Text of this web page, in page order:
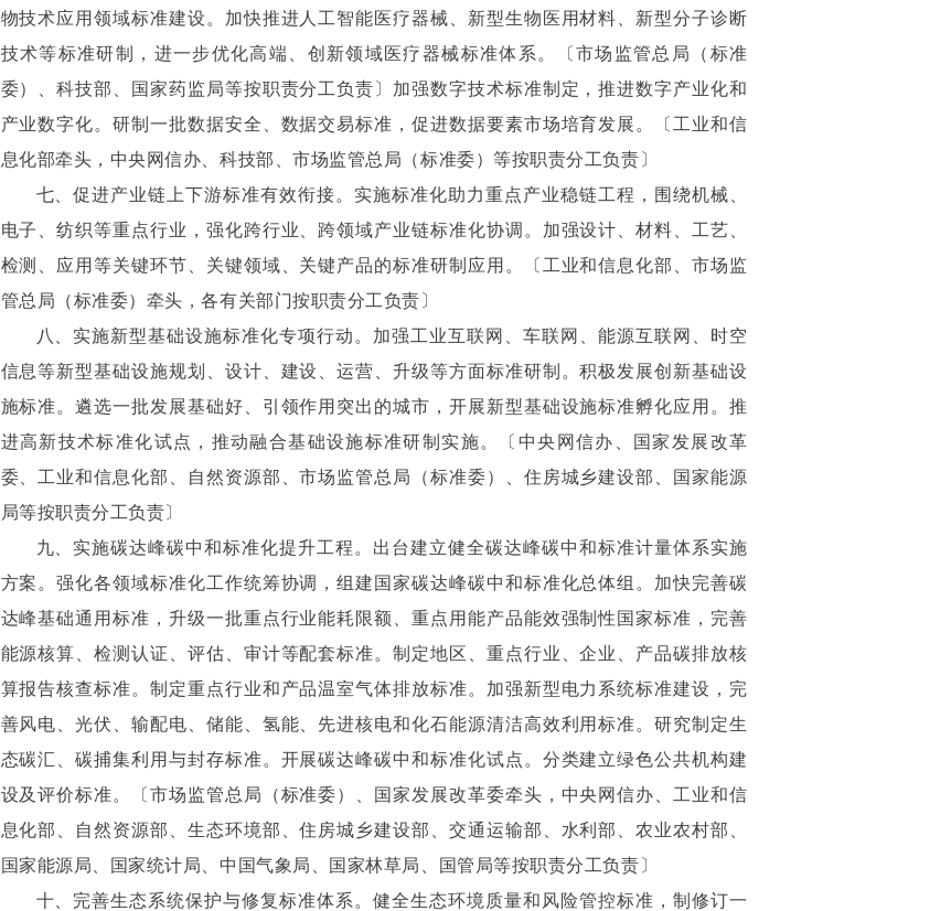
物技术应用领域标准建设。加快推进人工智能医疗器械、新型生物医用材料、新型分子诊断
技术等标准研制，进一步优化高端、创新领域医疗器械标准体系。〔市场监管总局（标准
委）、科技部、国家药监局等按职责分工负责〕加强数字技术标准制定，推进数字产业化和
产业数字化。研制一批数据安全、数据交易标准，促进数据要素市场培育发展。〔工业和信
息化部牵头，中央网信办、科技部、市场监管总局（标准委）等按职责分工负责〕
七、促进产业链上下游标准有效衔接。实施标准化助力重点产业稳链工程，围绕机械、
电子、纺织等重点行业，强化跨行业、跨领域产业链标准化协调。加强设计、材料、工艺、
检测、应用等关键环节、关键领域、关键产品的标准研制应用。〔工业和信息化部、市场监
管总局（标准委）牵头，各有关部门按职责分工负责〕
八、实施新型基础设施标准化专项行动。加强工业互联网、车联网、能源互联网、时空
信息等新型基础设施规划、设计、建设、运营、升级等方面标准研制。积极发展创新基础设
施标准。遴选一批发展基础好、引领作用突出的城市，开展新型基础设施标准孵化应用。推
进高新技术标准化试点，推动融合基础设施标准研制实施。〔中央网信办、国家发展改革
委、工业和信息化部、自然资源部、市场监管总局（标准委）、住房城乡建设部、国家能源
局等按职责分工负责〕
九、实施碳达峰碳中和标准化提升工程。出台建立健全碳达峰碳中和标准计量体系实施
方案。强化各领域标准化工作统筹协调，组建国家碳达峰碳中和标准化总体组。加快完善碳
达峰基础通用标准，升级一批重点行业能耗限额、重点用能产品能效强制性国家标准，完善
能源核算、检测认证、评估、审计等配套标准。制定地区、重点行业、企业、产品碳排放核
算报告核查标准。制定重点行业和产品温室气体排放标准。加强新型电力系统标准建设，完
善风电、光伏、输配电、储能、氢能、先进核电和化石能源清洁高效利用标准。研究制定生
态碳汇、碳捕集利用与封存标准。开展碳达峰碳中和标准化试点。分类建立绿色公共机构建
设及评价标准。〔市场监管总局（标准委）、国家发展改革委牵头，中央网信办、工业和信
息化部、自然资源部、生态环境部、住房城乡建设部、交通运输部、水利部、农业农村部、
国家能源局、国家统计局、中国气象局、国家林草局、国管局等按职责分工负责〕
十、完善生态系统保护与修复标准体系。健全生态环境质量和风险管控标准，制修订一